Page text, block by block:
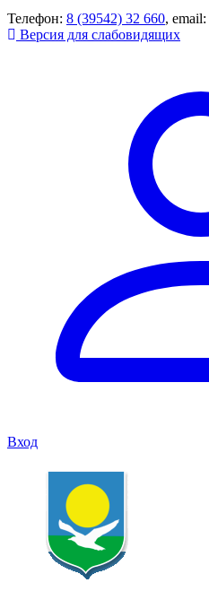
Телефон: 8 (39542) 32 660, email:
Версия для слабовидящих
Вход